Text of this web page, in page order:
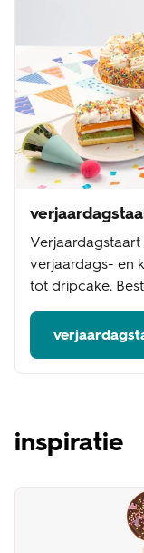
verjaardags- en
tot dripcake.
inspiratie